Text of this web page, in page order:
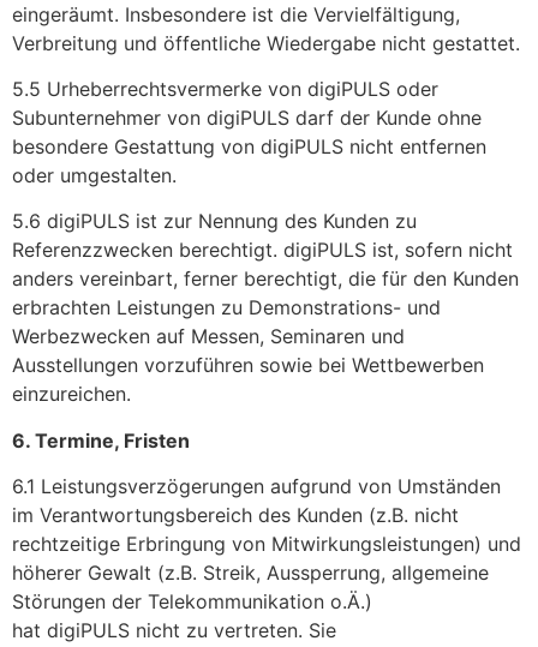
eingeräumt. Insbesondere ist die Vervielfältigung,
Verbreitung und öffentliche Wiedergabe nicht gestattet.
5.5 Urheberrechtsvermerke von digiPULS oder
Subunternehmer von digiPULS darf der Kunde ohne
besondere Gestattung von digiPULS nicht entfernen
oder umgestalten.
5.6 digiPULS ist zur Nennung des Kunden zu
Referenzzwecken berechtigt. digiPULS ist, sofern nicht
anders vereinbart, ferner berechtigt, die für den Kunden
erbrachten Leistungen zu Demonstrations- und
Werbezwecken auf Messen, Seminaren und
Ausstellungen vorzuführen sowie bei Wettbewerben
einzureichen.
6. Termine, Fristen
6.1 Leistungsverzögerungen aufgrund von Umständen
im Verantwortungsbereich des Kunden (z.B. nicht
rechtzeitige Erbringung von Mitwirkungsleistungen) und
höherer Gewalt (z.B. Streik, Aussperrung, allgemeine
Störungen der Telekommunikation o.Ä.)
hat digiPULS nicht zu vertreten. Sie